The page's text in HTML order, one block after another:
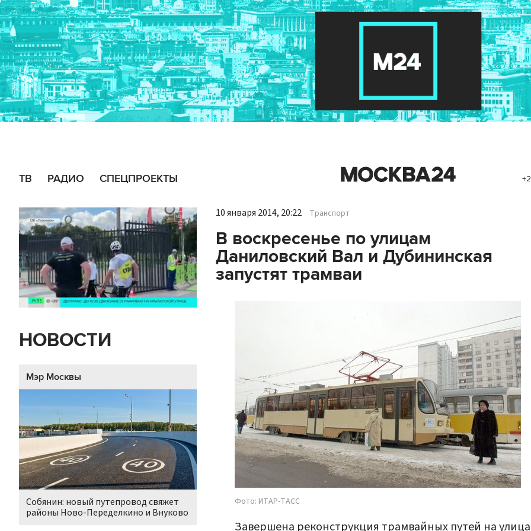
ТВ РАДИО СПЕЦПРОЕКТЫ
НОВОСТИ
Мэр Москвы
Собянин: новый путепровод свяжет
районы Ново-Переделкино и Внуково
10 января 2014, 20:22 Транспорт
В воскресенье по улицам
Даниловский Вал и Дубининская
запустят трамваи
Фото: ИТАР-ТАСС
Завершена реконструкция трамвайных путей на